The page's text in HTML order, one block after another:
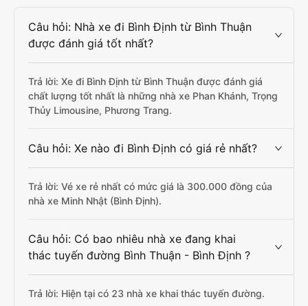
Câu hỏi: Nhà xe đi Bình Định từ Bình Thuận
được đánh giá tốt nhất?
Trả lời: Xe đi Bình Định từ Bình Thuận được đánh giá
chất lượng tốt nhất là những nhà xe Phan Khánh, Trọng
Thủy Limousine, Phương Trang.
Câu hỏi: Xe nào đi Bình Định có giá rẻ nhất?
Trả lời: Vé xe rẻ nhất có mức giá là 300.000 đồng của
nhà xe Minh Nhật (Bình Định).
Câu hỏi: Có bao nhiêu nhà xe đang khai
thác tuyến đường Bình Thuận - Bình Định ?
Trả lời: Hiện tại có 23 nhà xe khai thác tuyến đường.